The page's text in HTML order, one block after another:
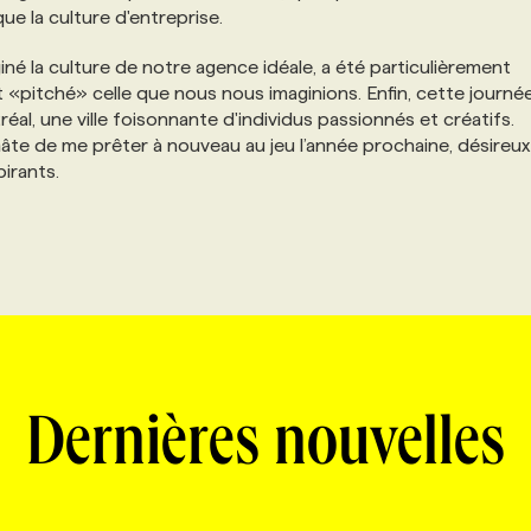
la culture d'entreprise.
la culture de notre agence idéale, a été particulièrement
celle que nous nous imaginions. Enfin, cette
une ville foisonnante d'individus passionnés et créatifs.
de me prêter à nouveau au jeu l’année prochaine,
Dernières nouvelles